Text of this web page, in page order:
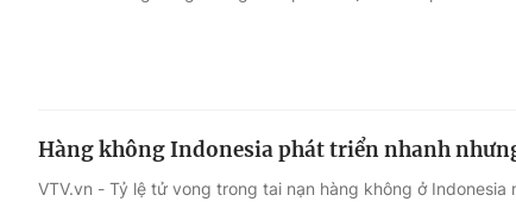
Hàng không Indonesia phát triển nhanh
VTV.vn - Tỷ lệ tử vong trong tai nạn hàng không ở